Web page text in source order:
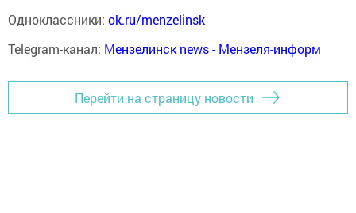
Одноклассники: ok.ru/menzelinsk
Telegram-канал: Мензелинск news - Мензеля-информ
Перейти на страницу новости